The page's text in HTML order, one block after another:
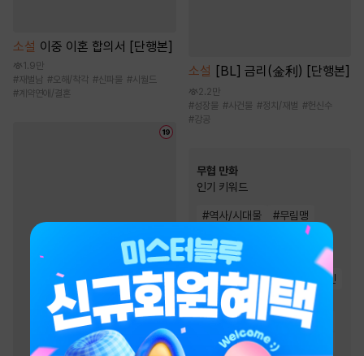
소설 이중 이혼 합의서 [단행본]
1.9만
# 재벌남 #오해/착각 #신파물 #시월드
# 계약연애/결혼
소설 [BL] 금리(金利) [단행본]
2.2만
#성장물 #사건물 #정치/재벌 #헌신수
#강공
무협 만화
인기 키워드
#역사/시대물 #무림맹
#소설원작
#성장물
#환생물 #살수 #죽음/살인
# 천하제일인
#2024 정액제 무협
마교
2025 정액제 무협